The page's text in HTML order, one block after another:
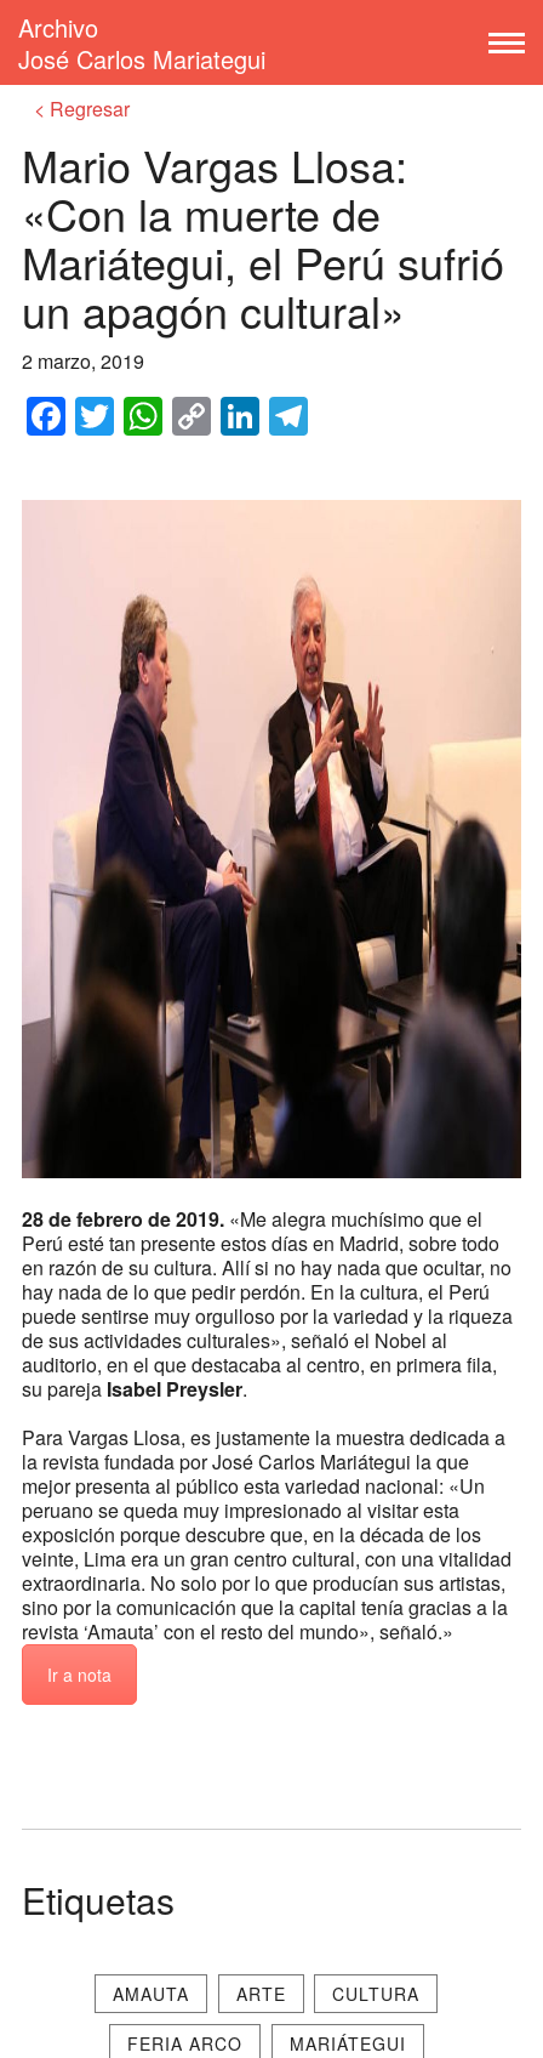
Archivo
José Carlos Mariategui
Regresar
Mario Vargas Llosa:
«Con la muerte de
Mariátegui, el Perú sufrió
un apagón cultural»
2 marzo, 2019
Facebook
Twitter
WhatsApp
Copy
Link
LinkedIn
Telegram
28 de febrero de 2019.«Me alegra muchísimo que el
Perú esté tan presente estos días en Madrid, sobre todo
en razón de su cultura. Allí si no hay nada que ocultar, no
hay nada de lo que pedir perdón. En la cultura, el Perú
puede sentirse muy orgulloso por la variedad y la riqueza
de sus actividades culturales», señaló el Nobel al
auditorio, en el que destacaba al centro, en primera fila,
su pareja Isabel Preysler.
Para Vargas Llosa, es justamente la muestra dedicada a
la revista fundada por José Carlos Mariátegui la que
mejor presenta al público esta variedad nacional: «Un
peruano se queda muy impresionado al visitar esta
exposición porque descubre que, en la década de los
veinte, Lima era un gran centro cultural, con una vitalidad
extraordinaria. No solo por lo que producían sus artistas,
sino por la comunicación que la capital tenía gracias a la
revista ‘Amauta’ con el resto del mundo», señaló.»
Ir a nota
Etiquetas
AMAUTA ARTE CULTURA
FERIA ARCO MARIÁTEGUI